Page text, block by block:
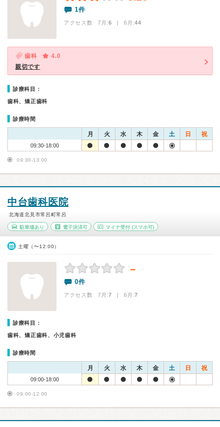
1件
アクセス数 7月:6 | 6月:44
歯科
4.0
親切です
診療科目：
歯科、矯正歯科
診療時間
月 火 水 木 金 土 日 祝
09:30-18:00
09:30-13:00
中台歯科医院
北海道北見市常呂町常呂
駐車場あり 電子決済可 マイナ受付 (スマホ可)
土曜（〜12:00）
－
0件
アクセス数 7月:7 | 6月:7
診療科目：
歯科、矯正歯科、小児歯科
診療時間
月 火 水 木 金 土 日 祝
09:00-18:00
09:00-12:00